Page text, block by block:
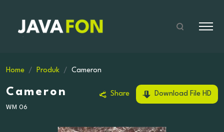
Home Produk Cameron
Cameron
WM 06
Share Download File HD